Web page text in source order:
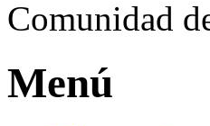
Menú